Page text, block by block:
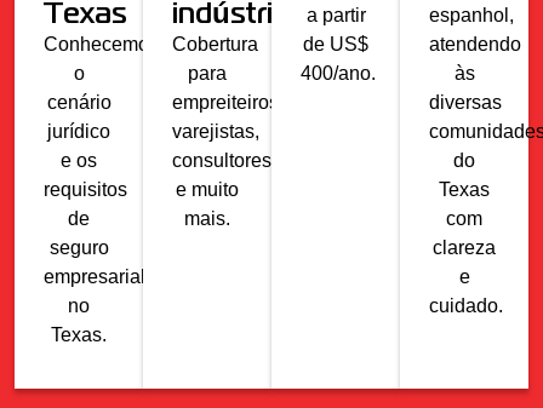
Texas
Conhecemos
o
cenário
jurídico
e os
requisitos
de
seguro
empresarial
no
Texas.
indústria
Cobertura
para
empreiteiros,
varejistas,
consultores
e muito
mais.
a partir
de US$
400/ano.
espanhol,
atendendo
às
diversas
do
Texas
com
clareza
e
cuidado.